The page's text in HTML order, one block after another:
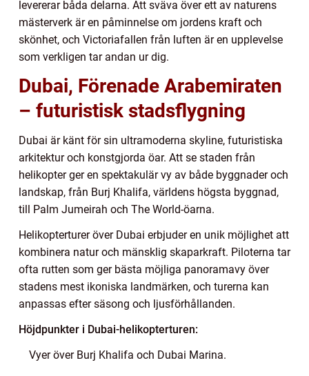
levererar båda delarna. Att sväva över ett av naturens
mästerverk är en påminnelse om jordens kraft och
skönhet, och Victoriafallen från luften är en upplevelse
som verkligen tar andan ur dig.
Dubai, Förenade Arabemiraten
– futuristisk stadsflygning
Dubai är känt för sin ultramoderna skyline, futuristiska
arkitektur och konstgjorda öar. Att se staden från
helikopter ger en spektakulär vy av både byggnader och
landskap, från Burj Khalifa, världens högsta byggnad,
till Palm Jumeirah och The World-öarna.
Helikopterturer över Dubai erbjuder en unik möjlighet att
kombinera natur och mänsklig skaparkraft. Piloterna tar
ofta rutten som ger bästa möjliga panoramavy över
stadens mest ikoniska landmärken, och turerna kan
anpassas efter säsong och ljusförhållanden.
Höjdpunkter i Dubai-helikopterturen:
Vyer över Burj Khalifa och Dubai Marina.